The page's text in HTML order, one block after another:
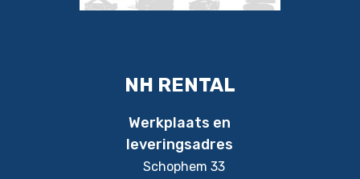
NH RENTAL
Werkplaats en
leveringsadres
Schophem 33